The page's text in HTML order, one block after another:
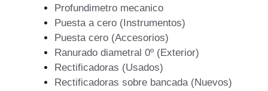
Profundimetro mecanico
Puesta a cero (Instrumentos)
Puesta cero (Accesorios)
Ranurado diametral 0º (Exterior)
Rectificadoras (Usados)
Rectificadoras sobre bancada (Nuevos)